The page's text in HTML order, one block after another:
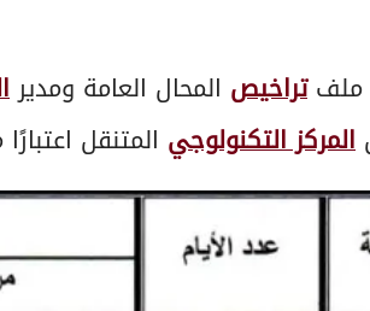
ملفتراخيص المحال العامة ومدير
المركز التكنولوجي المتنقل اعتبارًا من